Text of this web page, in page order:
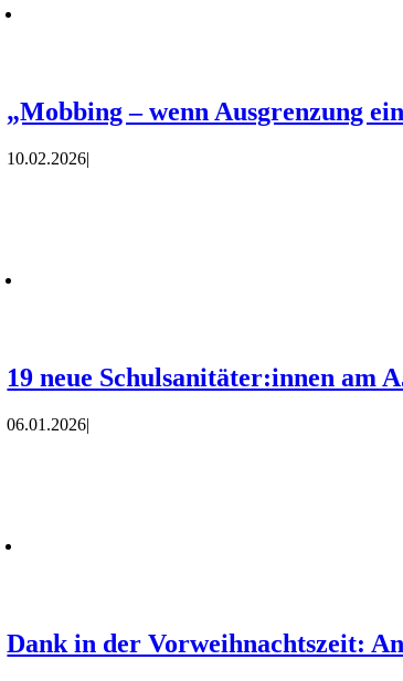
„Mobbing – wenn Ausgrenzung
10.02.2026|
19 neue Schulsanitäter:innen am
06.01.2026|
Dank in der Vorweihnachtszeit: